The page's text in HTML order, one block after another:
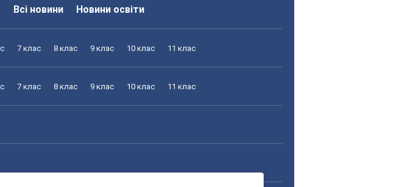
Всі новини Новини освіти
7 клас 8 клас 9 клас 10 клас 11 клас
7 клас 8 клас 9 клас 10 клас 11 клас